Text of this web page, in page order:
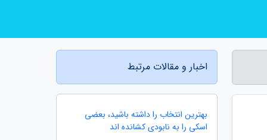
اخبار و مقالات مرتبط
بهترین انتخاب را داشته باشید، بعضی
اسکی را به نابودی کشانده اند